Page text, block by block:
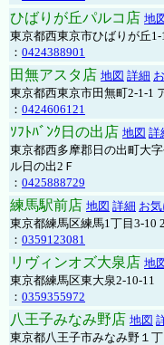
ひばりが丘パルコ店 地
東京都西東京市ひばりが丘1-
： 0424388901
田無アスタ店 地図 詳細
東京都西東京市田無町2-1-1
： 0424606121
ｿﾌﾄﾊﾞﾝｸ日の出店 地図 詳
東京都西多摩郡日の出町大
ル日の出2Ｆ
： 0425888729
練馬駅前店 地図 詳細 お
東京都練馬区練馬1丁目3-10
： 0359123081
リヴィンオズ大泉店 地
東京都練馬区東大泉2-10-
： 0359355972
八王子みなみ野店 地図
東京都八王子市みなみ野１丁